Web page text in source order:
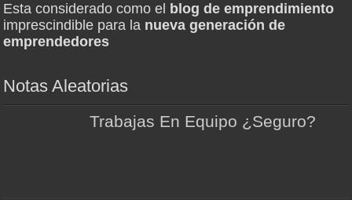
Esta considerado como el blog de emprendimiento
imprescindible para la nueva generación de
emprendedores
Notas Aleatorias
Trabajas En Equipo ¿Seguro?